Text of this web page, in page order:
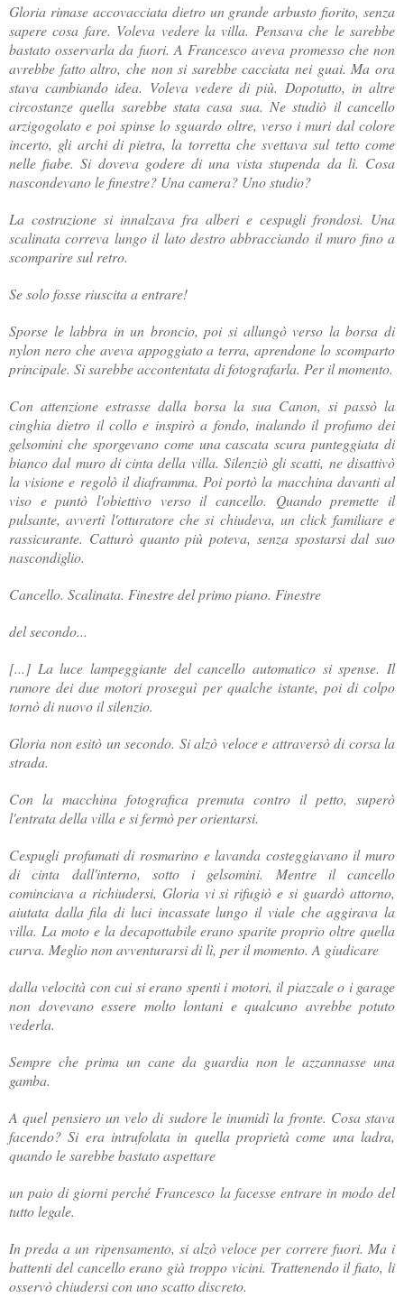
Gloria rimase accovacciata dietro un grande arbusto fiorito, senza
sapere cosa fare. Voleva vedere la villa. Pensava che le sarebbe
bastato osservarla da fuori. A Francesco aveva promesso che non
avrebbe fatto altro, che non si sarebbe cacciata nei guai. Ma ora
stava cambiando idea. Voleva vedere di più. Dopotutto, in altre
circostanze quella sarebbe stata casa sua. Ne studiò il cancello
arzigogolato e poi spinse lo sguardo oltre, verso i muri dal colore
incerto, gli archi di pietra, la torretta che svettava sul tetto come
nelle fiabe. Si doveva godere di una vista stupenda da lì. Cosa
nascondevano le finestre? Una camera? Uno studio?
La costruzione si innalzava fra alberi e cespugli frondosi. Una
scalinata correva lungo il lato destro abbracciando il muro fino a
scomparire sul retro.
Se solo fosse riuscita a entrare!
Sporse le labbra in un broncio, poi si allungò verso la borsa di
nylon nero che aveva appoggiato a terra, aprendone lo scomparto
principale. Si sarebbe accontentata di fotografarla. Per il momento.
Con attenzione estrasse dalla borsa la sua Canon, si passò la
cinghia dietro il collo e inspirò a fondo, inalando il profumo dei
gelsomini che sporgevano come una cascata scura punteggiata di
bianco dal muro di cinta della villa. Silenziò gli scatti, ne disattivò
la visione e regolò il diaframma. Poi portò la macchina davanti al
viso e puntò l'obiettivo verso il cancello. Quando premette il
pulsante, avvertì l'otturatore che si chiudeva, un click familiare e
rassicurante. Catturò quanto più poteva, senza spostarsi dal suo
nascondiglio.
Cancello. Scalinata. Finestre del primo piano. Finestre
del secondo...
[...] La luce lampeggiante del cancello automatico si spense. Il
rumore dei due motori proseguì per qualche istante, poi di colpo
tornò di nuovo il silenzio.
Gloria non esitò un secondo. Si alzò veloce e attraversò di corsa la
strada.
Con la macchina fotografica premuta contro il petto, superò
l'entrata della villa e si fermò per orientarsi.
Cespugli profumati di rosmarino e lavanda costeggiavano il muro
di cinta dall'interno, sotto i gelsomini. Mentre il cancello
cominciava a richiudersi, Gloria vi si rifugiò e si guardò attorno,
aiutata dalla fila di luci incassate lungo il viale che aggirava la
villa. La moto e la decapottabile erano sparite proprio oltre quella
curva. Meglio non avventurarsi di lì, per il momento. A giudicare
dalla velocità con cui si erano spenti i motori, il piazzale o i garage
non dovevano essere molto lontani e qualcuno avrebbe potuto
vederla.
Sempre che prima un cane da guardia non le azzannasse una
gamba.
A quel pensiero un velo di sudore le inumidì la fronte. Cosa stava
facendo? Si era intrufolata in quella proprietà come una ladra,
quando le sarebbe bastato aspettare
un paio di giorni perché Francesco la facesse entrare in modo del
tutto legale.
In preda a un ripensamento, si alzò veloce per correre fuori. Ma i
battenti del cancello erano già troppo vicini. Trattenendo il fiato, li
osservò chiudersi con uno scatto discreto.